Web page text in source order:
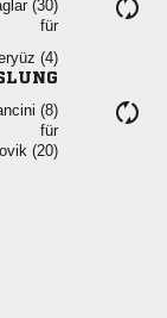

für


für
